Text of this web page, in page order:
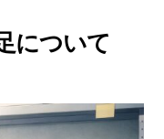
について